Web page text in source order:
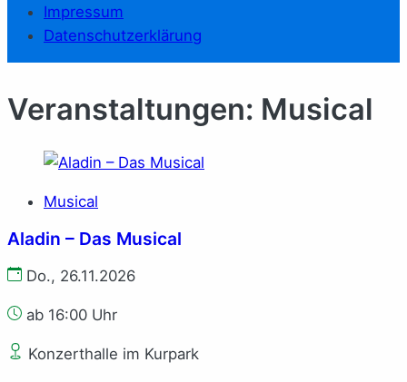
Impressum
Datenschutzerklärung
Veranstaltungen: Musical
Musical
Aladin – Das Musical
Do., 26.11.2026
ab 16:00 Uhr
Konzerthalle im Kurpark